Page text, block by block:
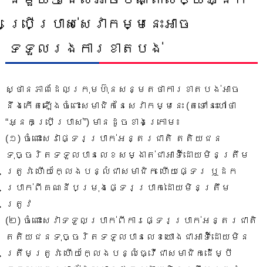
ប្រើប្រាស់សេវាកម្មនេះអាច
ទទួលរងការខាតបង់
ស្ថានភាពដែលក្រុមហ៊ុនសន្មតថាការខាតបង់អាច
នឹងកើតឡើងចំពោះ​សមាជិក​នៃ​សេវាកម្មនេះ (តទៅនេះហៅថា
“អ្នក​ប្រើប្រាស់”) មានដូចខាងក្រោម​៖
(១) ចំពោះសេវាផ្ទេរប្រាក់អន្តរជាតិ តតិយជន
ទុច្ចរិតទទួលបានលេខសម្ងាត់ជាអាទិ៍ដោយមិនត្រឹម
ត្រូវ ហើយក្លែងបន្លំជាសមាជិក ហើយផ្ទេរ ឬដក
ប្រាក់ពីគណនីបម្រុងផ្ទេរប្រាក់​ដោយមិនត្រឹម
ត្រូវ
(២) ចំពោះសេវាទទួលប្រាក់ពីការផ្ទេរប្រាក់អន្តរជាតិ
តតិយជនទុច្ចរិតទទួលបានលេខយោងជាអាទិ៍​ដោយមិន
ត្រឹមត្រូវ ហើយក្លែងបន្លំធ្វើជាសមាជិកដើម្បី